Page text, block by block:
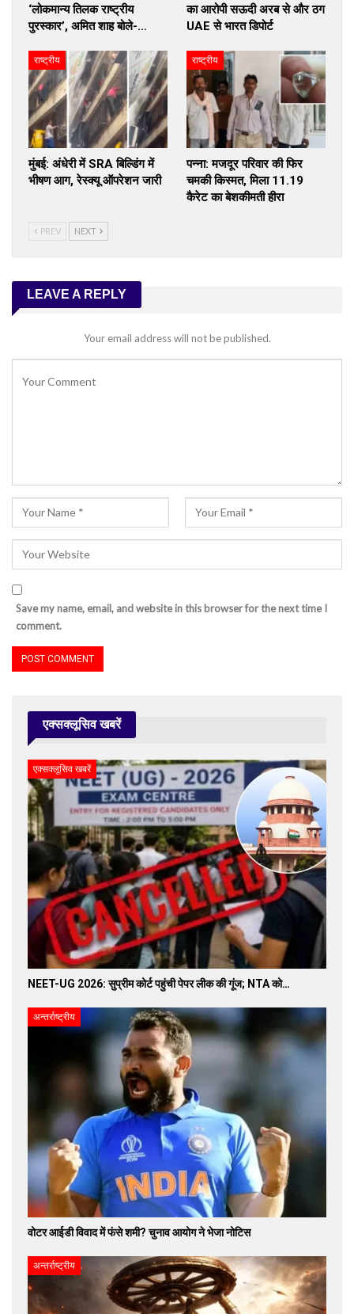
‘लोकमान्य तिलक राष्ट्रीय
पुरस्कार’, अमित शाह बोले-…
का आरोपी सऊदी अरब से और ठग
UAE से भारत डिपोर्ट
राष्ट्रीय
मुंबई: अंधेरी में SRA बिल्डिंग में
भीषण आग, रेस्क्यू ऑपरेशन जारी
राष्ट्रीय
पन्ना: मजदूर परिवार की फिर
चमकी किस्मत, मिला 11.19
कैरेट का बेशकीमती हीरा
PREV NEXT
LEAVE A REPLY
Your email address will not be published.
Save my name, email, and website in this browser for the next time I
comment.
एक्सक्लूसिव खबरें
एक्सक्लूसिव खबरें
NEET-UG 2026: सुप्रीम कोर्ट पहुंची पेपर लीक की गूंज; NTA को…
अन्तर्राष्ट्रीय
वोटर आईडी विवाद में फंसे शमी? चुनाव आयोग ने भेजा नोटिस
अन्तर्राष्ट्रीय